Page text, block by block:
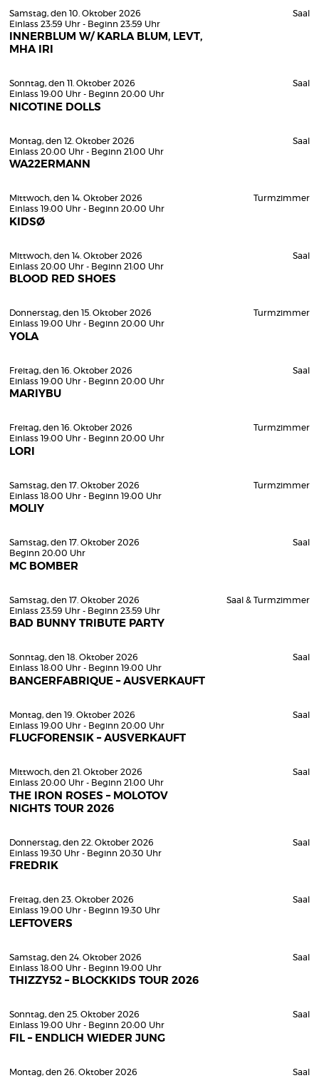
Samstag, den 10. Oktober 2026
Einlass 23:59 Uhr - Beginn 23:59 Uhr
INNERBLUM W/ KARLA BLUM, LEVT,
MHA IRI
Saal
Sonntag, den 11. Oktober 2026
Einlass 19:00 Uhr - Beginn 20:00 Uhr
NICOTINE DOLLS
Saal
Montag, den 12. Oktober 2026
Einlass 20:00 Uhr - Beginn 21:00 Uhr
WA22ERMANN
Saal
Mittwoch, den 14. Oktober 2026
Einlass 19:00 Uhr - Beginn 20:00 Uhr
KIDSØ
Turmzimmer
Mittwoch, den 14. Oktober 2026
Einlass 20:00 Uhr - Beginn 21:00 Uhr
BLOOD RED SHOES
Saal
Donnerstag, den 15. Oktober 2026
Einlass 19:00 Uhr - Beginn 20:00 Uhr
YOLA
Turmzimmer
Freitag, den 16. Oktober 2026
Einlass 19:00 Uhr - Beginn 20:00 Uhr
MARIYBU
Saal
Freitag, den 16. Oktober 2026
Einlass 19:00 Uhr - Beginn 20:00 Uhr
LORI
Turmzimmer
Samstag, den 17. Oktober 2026
Einlass 18:00 Uhr - Beginn 19:00 Uhr
MOLIY
Turmzimmer
Samstag, den 17. Oktober 2026
Beginn 20:00 Uhr
MC BOMBER
Saal
Samstag, den 17. Oktober 2026
Einlass 23:59 Uhr - Beginn 23:59 Uhr
BAD BUNNY TRIBUTE PARTY
Saal & Turmzimmer
Sonntag, den 18. Oktober 2026
Einlass 18:00 Uhr - Beginn 19:00 Uhr
BANGERFABRIQUE – AUSVERKAUFT
Saal
Montag, den 19. Oktober 2026
Einlass 19:00 Uhr - Beginn 20:00 Uhr
FLUGFORENSIK – AUSVERKAUFT
Saal
Mittwoch, den 21. Oktober 2026
Einlass 20:00 Uhr - Beginn 21:00 Uhr
THE IRON ROSES – MOLOTOV
NIGHTS TOUR 2026
Saal
Donnerstag, den 22. Oktober 2026
Einlass 19:30 Uhr - Beginn 20:30 Uhr
FREDRIK
Saal
Freitag, den 23. Oktober 2026
Einlass 19:00 Uhr - Beginn 19:30 Uhr
LEFTOVERS
Saal
Samstag, den 24. Oktober 2026
Einlass 18:00 Uhr - Beginn 19:00 Uhr
THIZZY52 – BLOCKKIDS TOUR 2026
Saal
Sonntag, den 25. Oktober 2026
Einlass 19:00 Uhr - Beginn 20:00 Uhr
FIL – ENDLICH WIEDER JUNG
Saal
Montag, den 26. Oktober 2026
Saal